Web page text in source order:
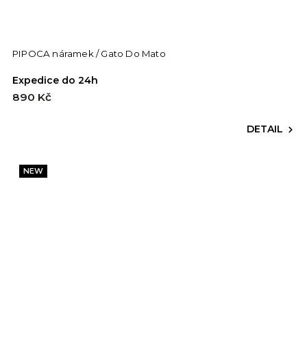
PIPOCA náramek / Gato Do Mato
Expedice do 24h
890 Kč
DETAIL
NEW